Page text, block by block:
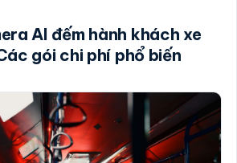
AI đếm hành khách xe
gói chi phí phổ biến